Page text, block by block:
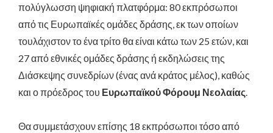
πολύγλωσση ψηφιακή πλατφόρμα: 80 εκπρόσωποι
από τις Ευρωπαϊκές ομάδες δράσης, εκ των οποίων
τουλάχιστον το ένα τρίτο θα είναι κάτω των 25 ετών, και
27 από εθνικές ομάδες δράσης ή εκδηλώσεις της
Διάσκεψης συνεδρίων (ένας ανά κράτος μέλος), καθώς
και ο πρόεδρος του Ευρωπαϊκού Φόρουμ Νεολαίας.
Θα συμμετάσχουν επίσης 18 εκπρόσωποι τόσο από